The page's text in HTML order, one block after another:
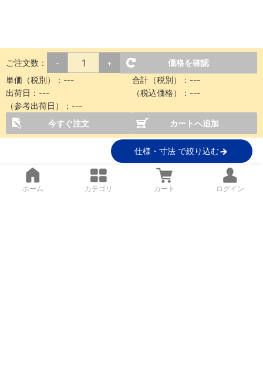
ご注文数： - +
価格を確認
単価（税別）： --- 合計（税別）： ---
出荷日： --- （税込価格）： ---
（参考出荷日）： ---
今すぐ注文
カートへ追加
仕様・寸法 で絞り込む
ホーム カテゴリ カート ログイン